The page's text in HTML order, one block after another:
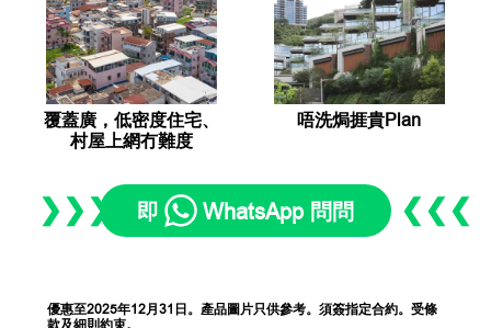
覆蓋廣，低密度住宅、
村屋上網冇難度
唔洗焗捱貴Plan
❯❯❯ 即 WhatsApp 問問 ❮❮❮
優惠至2025年12月31日。產品圖片只供參考。須簽指定合約。受條